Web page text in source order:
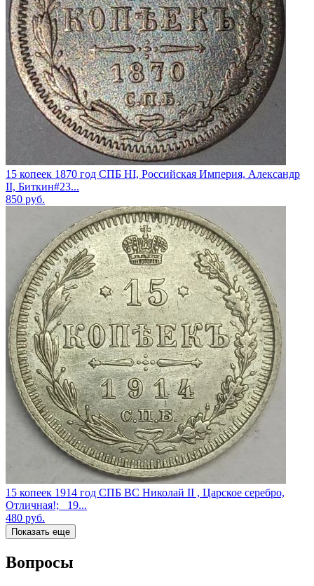
15 копеек 1870 год СПБ НI, Российская Империя, Александр
II, Биткин#23...
850 руб.
15 копеек 1914 год СПБ ВС Николай II , Царское серебро,
Отличная!; _19...
480 руб.
Показать еще
Вопросы